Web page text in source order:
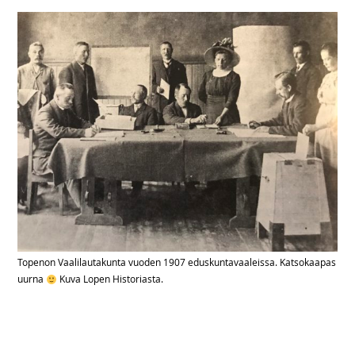
Topenon Vaalilautakunta vuoden 1907 eduskuntavaaleissa. Katsokaapas
uurna
Kuva Lopen Historiasta.